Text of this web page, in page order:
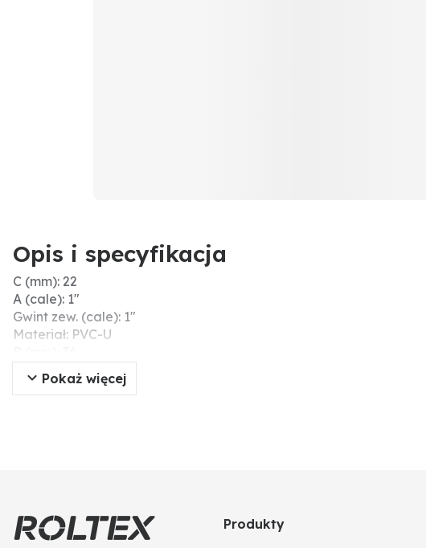
Opis i specyfikacja
C (mm): 22
A (cale): 1"
Gwint zew. (cale): 1"
Materiał: PVC-U
Ciśnienie robocze maks. (bar): 16
Dodatkowe informacje: z gwintem zewnętrznym
Pokaż więcej
Produkty